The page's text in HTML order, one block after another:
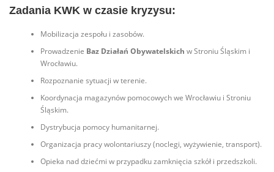
Zadania KWK w czasie kryzysu:
Mobilizacja zespołu i zasobów.
Prowadzenie Baz Działań Obywatelskich w Stroniu Śląskim i
Wrocławiu.
Rozpoznanie sytuacji w terenie.
Koordynacja magazynów pomocowych we Wrocławiu i Stroniu
Śląskim.
Dystrybucja pomocy humanitarnej.
Organizacja pracy wolontariuszy (noclegi, wyżywienie, transport).
Opieka nad dziećmi w przypadku zamknięcia szkół i przedszkoli.